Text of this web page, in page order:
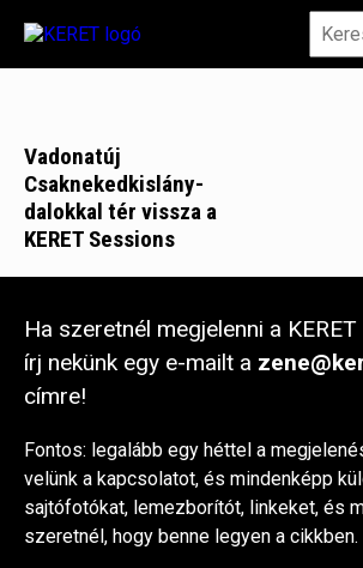
Vadonatúj
Csaknekedkislány-
dalokkal tér vissza a
KERET Sessions
Ha szeretnél megjelenni a
írj nekünk egy e-mailt a
címre!
Fontos: legalább egy héttel a
velünk a kapcsolatot, és mindenképp
sajtófotókat, lemezborítót, linkeket, és
szeretnél, hogy benne legyen a cikkben.